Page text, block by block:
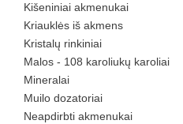
Kišeniniai akmenukai
Kriauklės iš akmens
Kristalų rinkiniai
Malos - 108 karoliukų karoliai
Mineralai
Muilo dozatoriai
Neapdirbti akmenukai